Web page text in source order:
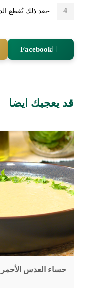
-بعد ذلك نُقطع
Facebook
قد يعجبك ايضا
حساء العدس الأحمر